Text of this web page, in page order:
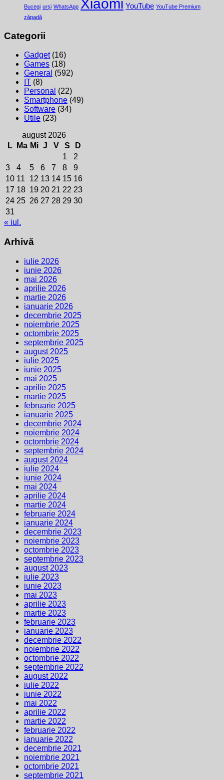
Bucegi urși WhatsApp Xiaomi YouTube YouTube Premium
zăpadă
Categorii
Gadget(16)
Games (18)
General (592)
IT (8)
Personal (22)
Smartphone (49)
Software (34)
Utile (23)
august 2026
L
Ma Mi J V S
D
1
2
3
4 5 6 7 8
9
10 11 12 13 14 15 16
17 18 19 20 21 22 23
24 25 26 27 28 29 30
31
« iul.
Arhivă
iulie 2026
iunie 2026
mai 2026
aprilie 2026
martie 2026
ianuarie 2026
decembrie 2025
noiembrie 2025
octombrie 2025
septembrie 2025
august 2025
iulie 2025
iunie 2025
mai 2025
aprilie 2025
martie 2025
februarie 2025
ianuarie 2025
decembrie 2024
noiembrie 2024
octombrie 2024
septembrie 2024
august 2024
iulie 2024
iunie 2024
mai 2024
aprilie 2024
martie 2024
februarie 2024
ianuarie 2024
decembrie 2023
noiembrie 2023
octombrie 2023
septembrie 2023
august 2023
iulie 2023
iunie 2023
mai 2023
aprilie 2023
martie 2023
februarie 2023
ianuarie 2023
decembrie 2022
noiembrie 2022
octombrie 2022
septembrie 2022
august 2022
iulie 2022
iunie 2022
mai 2022
aprilie 2022
martie 2022
februarie 2022
ianuarie 2022
decembrie 2021
noiembrie 2021
octombrie 2021
septembrie 2021